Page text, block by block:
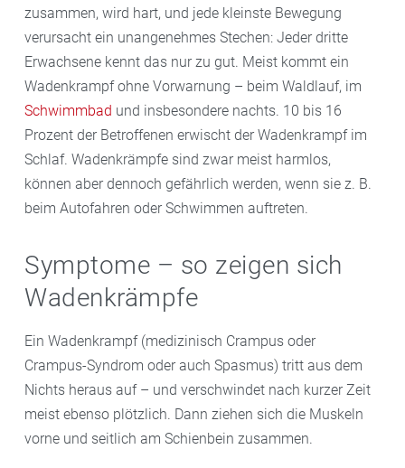
zusammen, wird hart, und jede kleinste Bewegung
verursacht ein unangenehmes Stechen: Jeder dritte
Erwachsene kennt das nur zu gut. Meist kommt ein
Wadenkrampf ohne Vorwarnung – beim Waldlauf, im
Schwimmbad und insbesondere nachts. 10 bis 16
Prozent der Betroffenen erwischt der Wadenkrampf im
Schlaf. Wadenkrämpfe sind zwar meist harmlos,
können aber dennoch gefährlich werden, wenn sie z. B.
beim Autofahren oder Schwimmen auftreten.
Symptome – so zeigen sich
Wadenkrämpfe
Ein Wadenkrampf (medizinisch Crampus oder
Crampus-Syndrom oder auch Spasmus) tritt aus dem
Nichts heraus auf – und verschwindet nach kurzer Zeit
meist ebenso plötzlich. Dann ziehen sich die Muskeln
vorne und seitlich am Schienbein zusammen.